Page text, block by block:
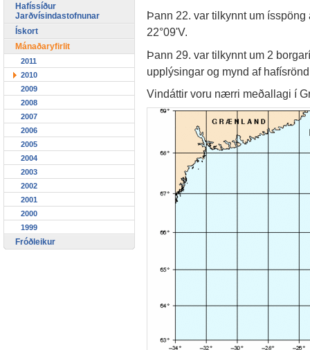
Þann 22. var tilkynnt um ísspöng
22°09'V.
Þann 29. var tilkynnt um 2
upplýsingar og mynd af
Vindáttir voru nærri meðallagi í
Hafíssíður
Jarðvísindastofnunar
Ískort
Mánaðaryfirlit
2011
2010
2009
2008
2007
2006
2005
2004
2003
2002
2001
2000
1999
Fróðleikur